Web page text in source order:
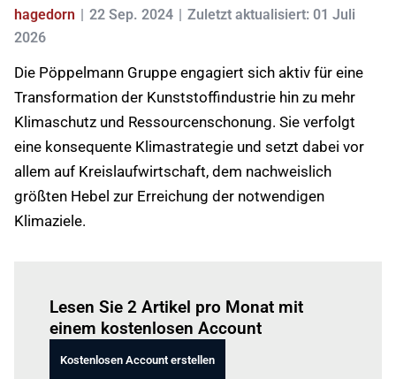
hagedorn 22 Sep. 2024
Zuletzt aktualisiert: 01 Juli
2026
Die Pöppelmann Gruppe engagiert sich aktiv für eine
Transformation der Kunststoffindustrie hin zu mehr
Klimaschutz und Ressourcenschonung. Sie verfolgt
eine konsequente Klimastrategie und setzt dabei vor
allem auf Kreislaufwirtschaft, dem nachweislich
größten Hebel zur Erreichung der notwendigen
Klimaziele.
Lesen Sie 2 Artikel pro Monat mit
einem kostenlosen Account
Kostenlosen Account erstellen